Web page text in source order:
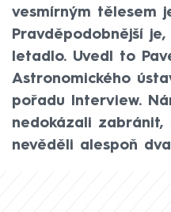
vesmírným tělesem
Pravděpodobnější
letadlo. Uvedl to
Astronomického
pořadu Interview.
nedokázali zabránit,
nevěděli alespoň